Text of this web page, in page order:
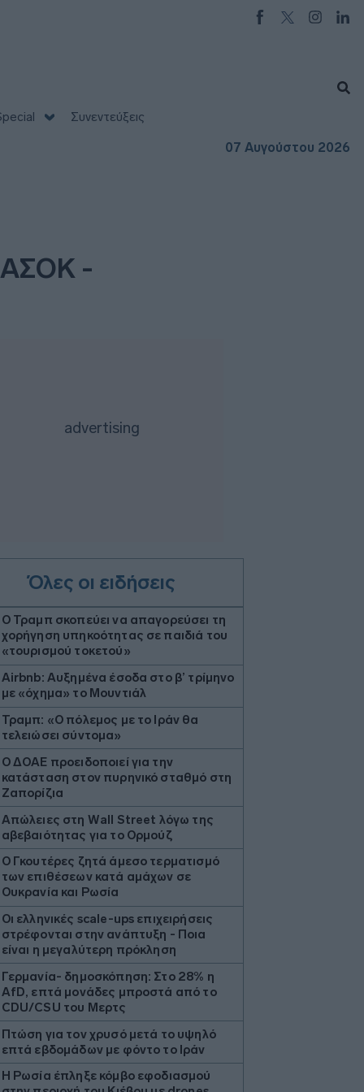
Συνεντεύξεις
07 Αυγούστου 2026
-
Όλες οι ειδήσεις
Ο Τραμπ σκοπεύει να απαγορεύσει τη
χορήγηση υπηκοότητας σε παιδιά του
«τουρισμού τοκετού»
Airbnb: Αυξημένα έσοδα στο β’ τρίμηνο
με «όχημα» το Μουντιάλ
Τραμπ: «Ο πόλεμος με το Ιράν θα
τελειώσει σύντομα»
Ο ΔΟΑΕ προειδοποιεί για την
κατάσταση στον πυρηνικό σταθμό στη
Ζαπορίζια
Απώλειες στη Wall Street λόγω της
αβεβαιότητας για το Ορμούζ
Ο Γκουτέρες ζητά άμεσο τερματισμό
των επιθέσεων κατά αμάχων σε
Ουκρανία και Ρωσία
Οι ελληνικές scale-ups επιχειρήσεις
στρέφονται στην ανάπτυξη - Ποια
είναι η μεγαλύτερη πρόκληση
Γερμανία- δημοσκόπηση: Στο 28% η
AfD, επτά μονάδες μπροστά από το
CDU/CSU του Μερτς
Πτώση για τον χρυσό μετά το υψηλό
επτά εβδομάδων με φόντο το Ιράν
Η Ρωσία έπληξε κόμβο εφοδιασμού